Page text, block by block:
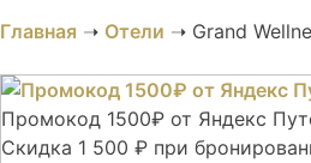
Главная ➝ Отели ➝ Grand
Промокод 1500₽ от Яндекс
Скидка 1 500 ₽ при